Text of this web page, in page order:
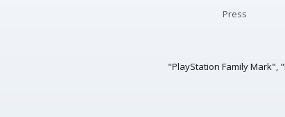
Press
"PlayStation Family Mark",